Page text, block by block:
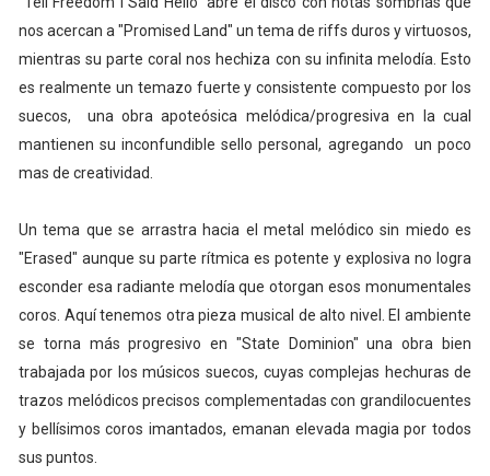
nos acercan a "Promised Land" un tema de riffs duros y virtuosos,
mientras su parte coral nos hechiza con su infinita melodía. Esto
es realmente un temazo fuerte y consistente compuesto por los
suecos, una obra apoteósica melódica/progresiva en la cual
mantienen su inconfundible sello personal, agregando un poco
mas de creatividad.
Un tema que se arrastra hacia el metal melódico sin miedo es
"Erased" aunque su parte rítmica es potente y explosiva no logra
esconder esa radiante melodía que otorgan esos monumentales
coros. Aquí tenemos otra pieza musical de alto nivel. El ambiente
se torna más progresivo en "State Dominion" una obra bien
trabajada por los músicos suecos, cuyas complejas hechuras de
trazos melódicos precisos complementadas con grandilocuentes
y bellísimos coros imantados, emanan elevada magia por todos
sus puntos.